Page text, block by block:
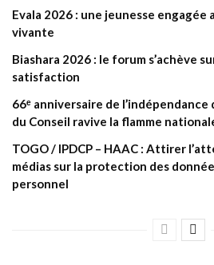
Evala 2026 : une jeunesse
vivante
Biashara 2026 : le forum s’achève
satisfaction
66ᵉ anniversaire de
du Conseil ravive la flamme
TOGO / IPDCP – HAAC : Attirer
médias sur la protection des
personnel